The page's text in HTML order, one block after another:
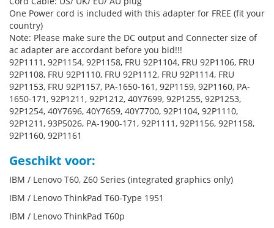
One Power cord is included with this adapter for FREE (fit your
country)
Note: Please make sure the DC output and Connecter size of
ac adapter are accordant before you bid!!!
92P1111, 92P1154, 92P1158, FRU 92P1104, FRU 92P1106, FRU
92P1108, FRU 92P1110, FRU 92P1112, FRU 92P1114, FRU
92P1153, FRU 92P1157, PA-1650-161, 92P1159, 92P1160, PA-
1650-171, 92P1211, 92P1212, 40Y7699, 92P1255, 92P1253,
92P1254, 40Y7696, 40Y7659, 40Y7700, 92P1104, 92P1110,
92P1211, 93P5026, PA-1900-171, 92P1111, 92P1156, 92P1158,
92P1160, 92P1161
Geschikt voor:
IBM / Lenovo T60, Z60 Series (integrated graphics only)
IBM / Lenovo ThinkPad T60-Type 1951
IBM / Lenovo ThinkPad T60p